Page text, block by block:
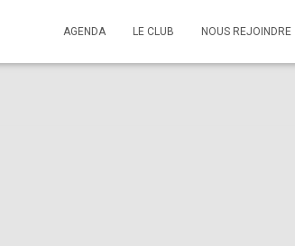
AGENDA LE CLUB NOUS REJOINDRE